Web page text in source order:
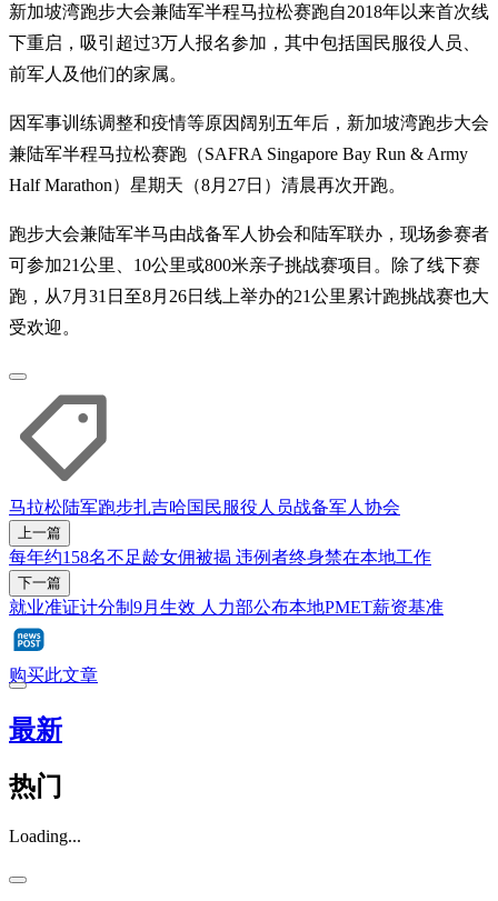
新加坡湾跑步大会兼陆军半程马拉松赛跑自2018年以来首次线
下重启，吸引超过3万人报名参加，其中包括国民服役人员、
前军人及他们的家属。
因军事训练调整和疫情等原因阔别五年后，新加坡湾跑步大会
兼陆军半程马拉松赛跑（SAFRA Singapore Bay Run & Army
Half Marathon）星期天（8月27日）清晨再次开跑。
跑步大会兼陆军半马由战备军人协会和陆军联办，现场参赛者
可参加21公里、10公里或800米亲子挑战赛项目。除了线下赛
跑，从7月31日至8月26日线上举办的21公里累计跑挑战赛也大
受欢迎。
马拉松陆军跑步扎吉哈国民服役人员战备军人协会
上一篇
每年约158名不足龄女佣被揭 违例者终身禁在本地工作
下一篇
就业准证计分制9月生效 人力部公布本地PMET薪资基准
购买此文章
最新
热门
Loading...